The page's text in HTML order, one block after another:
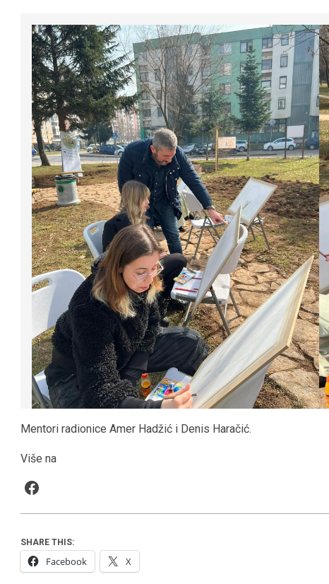
Mentori radionice Amer Hadžić i Denis Haračić.
Više na
Facebook
SHARE THIS:
Facebook X